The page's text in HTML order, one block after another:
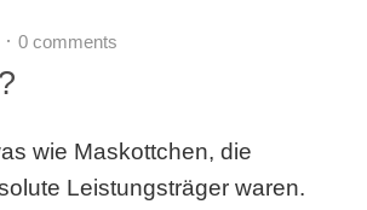
0 comments
wie Maskottchen, die
Leistungsträger waren.